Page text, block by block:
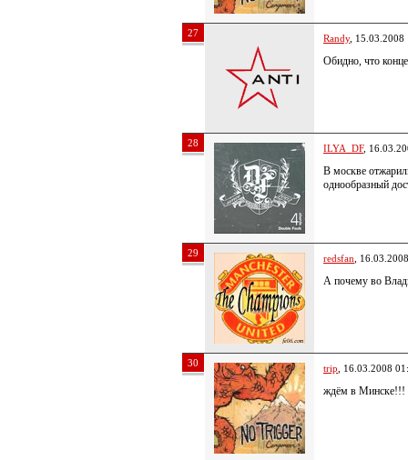
27 Randy, 15.03.2008
Обидно, что
28 ILYA_DF,
В москве
однообразный
29 redsfan ,
А почему во
30 trip , 16.03.2008
ждём в Минске!!!